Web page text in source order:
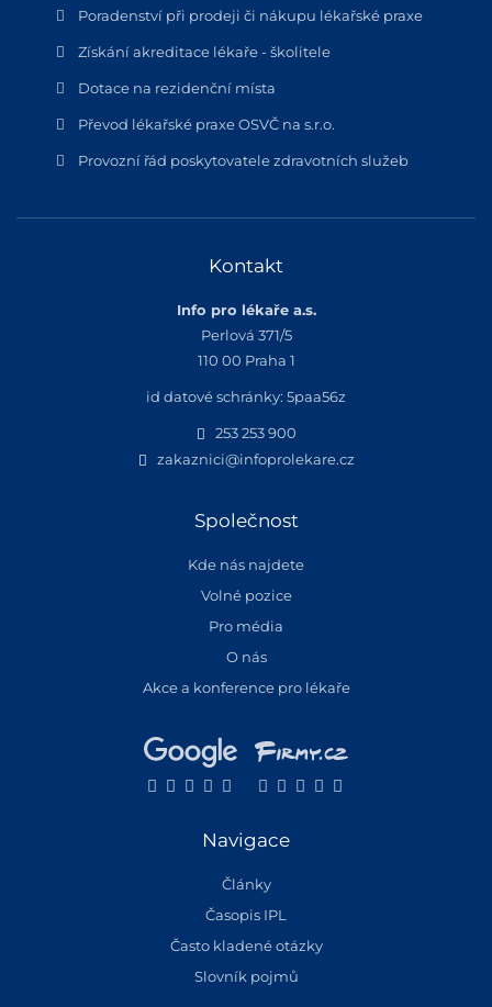
Poradenství při prodeji či nákupu lékařské praxe
Získání akreditace lékaře - školitele
Dotace na rezidenční místa
Převod lékařské praxe OSVČ na s.r.o.
Provozní řád poskytovatele zdravotních služeb
Kontakt
Info pro lékaře a.s.
Perlová 371/5
110 00 Praha 1
id datové schránky: 5paa56z
253 253 900
zakaznici@infoprolekare.cz
Společnost
Kde nás najdete
Volné pozice
Pro média
O nás
Akce a konference pro lékaře
Navigace
Články
Časopis IPL
Často kladené otázky
Slovník pojmů